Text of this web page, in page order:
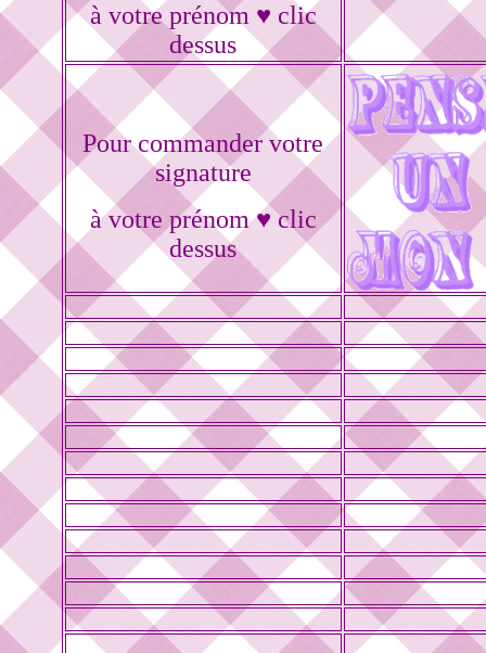
à votre prénom ♥ clic
dessus
Pour commander votre
signature
à votre prénom ♥ clic
dessus